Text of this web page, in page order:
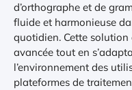
d’orthographe et de
fluide et harmonieuse
quotidien. Cette
avancée tout en
l’environnement des
plateformes de